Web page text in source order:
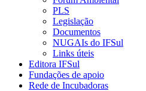
PLS
Legislação
Documentos
NUGAIs do IFSul
Links úteis
Editora IFSul
Fundações de apoio
Rede de Incubadoras